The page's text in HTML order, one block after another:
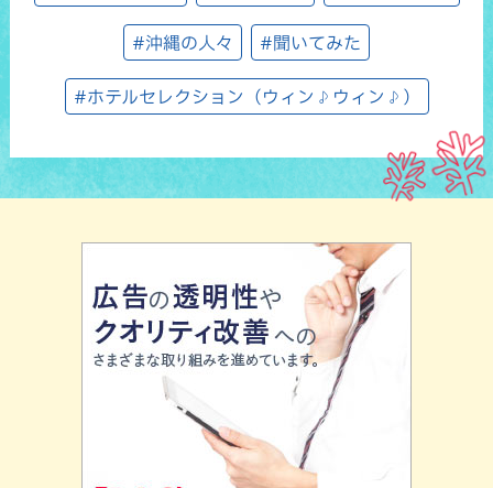
#沖縄の人々 #聞いてみた
#ホテルセレクション（ウィン♪ウィン♪）